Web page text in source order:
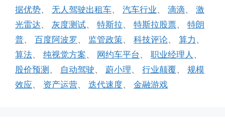
据优势、 无人驾驶出租车、 汽车行业、 滴滴、 激
光雷达、 灰度测试、 特斯拉、 特斯拉股票、 特朗
普、 百度阿波罗 、 监管政策、 科技评论、 算力 、
算法、 纯视觉方案、 网约车平台 、 职业经理人 、
股价预测、 自动驾驶、 蔚小理、 行业颠覆、 规模
效应、 资产运营、 迭代速度、 金融游戏